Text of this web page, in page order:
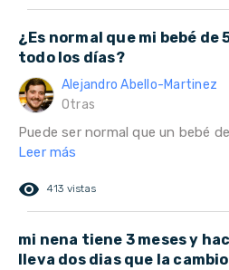
¿Es normal que mi bebé de
todo los días?
Alejandro Abello-Martinez
Otras
Puede ser normal que un bebé
Leer más
remove_red_eye 413 vistas
mi nena tiene 3 meses y
lleva dos dias que la